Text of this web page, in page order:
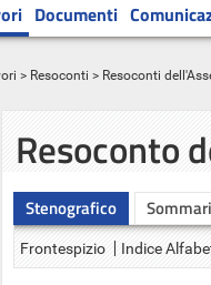
Documenti
> Resoconti > Resoconti
Resoconto
Stenografico
Frontespizio Indice